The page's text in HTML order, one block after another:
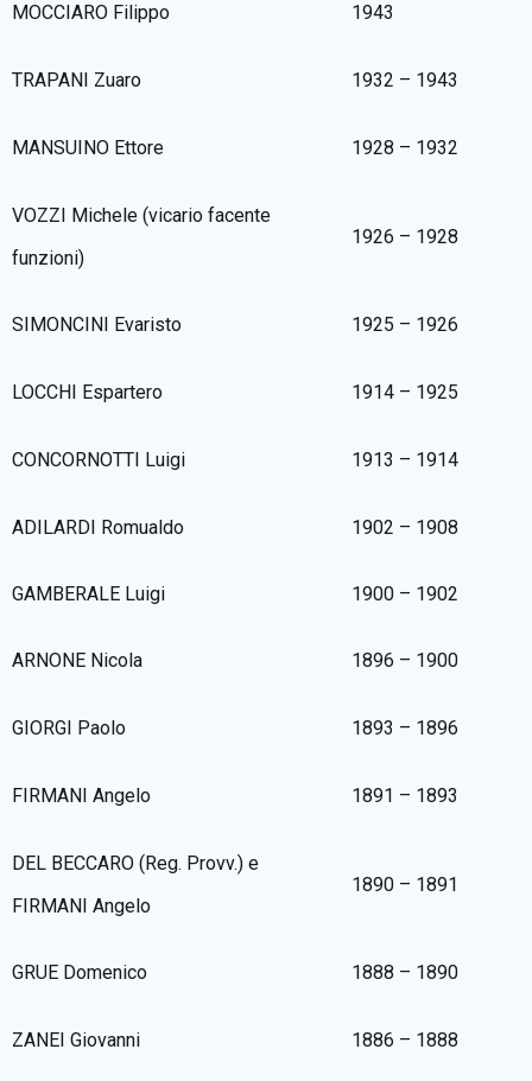
MOCCIARO Filippo 1943
TRAPANI Zuaro 1932 – 1943
MANSUINO Ettore 1928 – 1932
VOZZI Michele (vicario facente
funzioni)
1926 – 1928
SIMONCINI Evaristo 1925 – 1926
LOCCHI Espartero 1914 – 1925
CONCORNOTTI Luigi 1913 – 1914
ADILARDI Romualdo 1902 – 1908
GAMBERALE Luigi 1900 – 1902
ARNONE Nicola 1896 – 1900
GIORGI Paolo 1893 – 1896
FIRMANI Angelo 1891 – 1893
DEL BECCARO (Reg. Provv.) e
FIRMANI Angelo
1890 – 1891
GRUE Domenico 1888 – 1890
ZANEI Giovanni 1886 – 1888